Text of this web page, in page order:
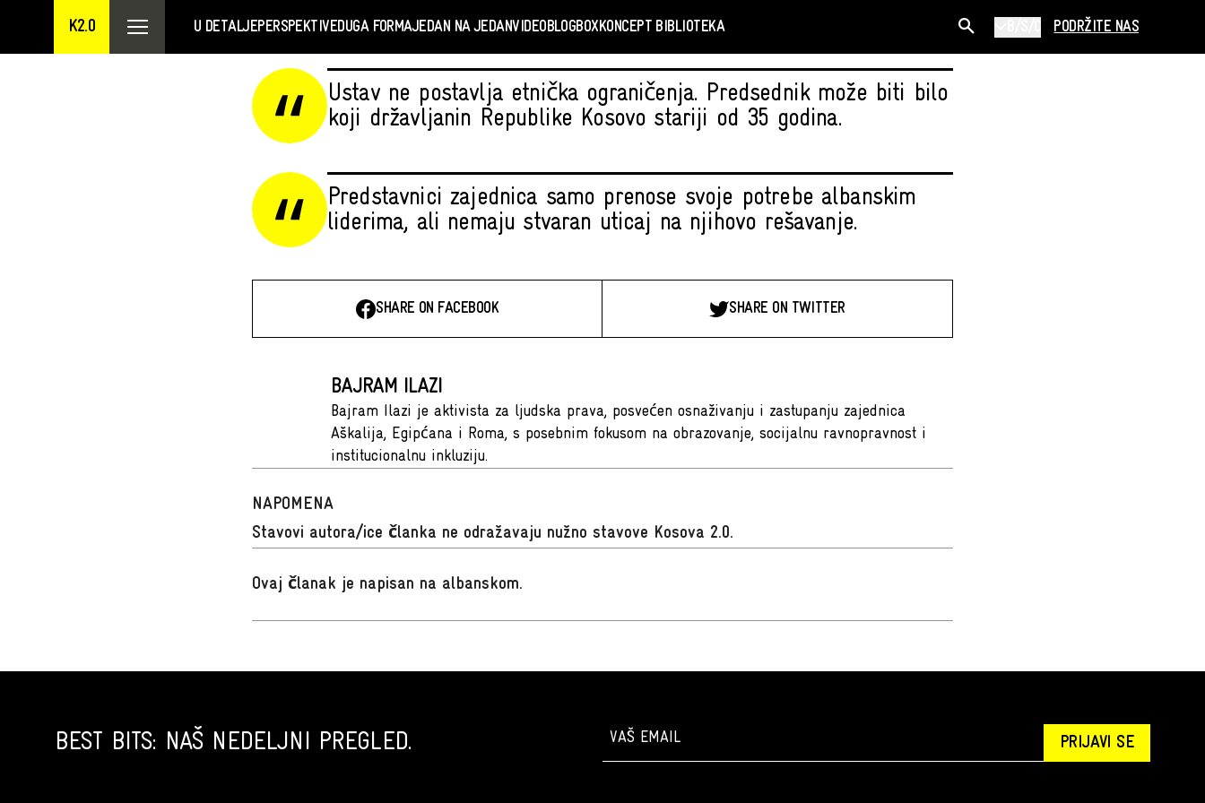
K2.0 U DETALJEPERSPEKTIVEDUGA FORMAJEDAN NA JEDANVIDEOBLOGBOXKONCEPT BIBLIOTEKA PODRŽITE NAS
Ustav ne postavlja etnička ograničenja. Predsednik može biti bilo
koji državljanin Republike Kosovo stariji od 35 godina.
Predstavnici zajednica samo prenose svoje potrebe albanskim
liderima, ali nemaju stvaran uticaj na njihovo rešavanje.
SHARE ON FACEBOOK SHARE ON TWITTER
BAJRAM ILAZI
Bajram Ilazi je aktivista za ljudska prava, posvećen osnaživanju i zastupanju zajednica
Aškalija, Egipćana i Roma, s posebnim fokusom na obrazovanje, socijalnu ravnopravnost i
institucionalnu inkluziju.
NAPOMENA
Stavovi autora/ice članka ne odražavaju nužno stavove Kosova 2.0.
Ovaj članak je napisan na albanskom.
BEST BITS: NAŠ NEDELJNI PREGLED. PRIJAVI SE